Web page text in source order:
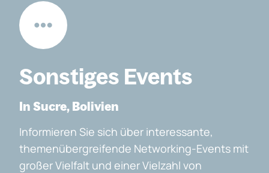
Sonstiges Events
In Sucre, Bolivien
Informieren Sie sich über interessante,
themenübergreifende Networking-Events mit
großer Vielfalt und einer Vielzahl von